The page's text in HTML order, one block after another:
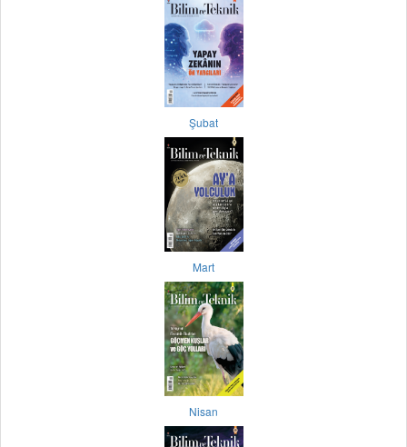
Şubat
Mart
Nisan